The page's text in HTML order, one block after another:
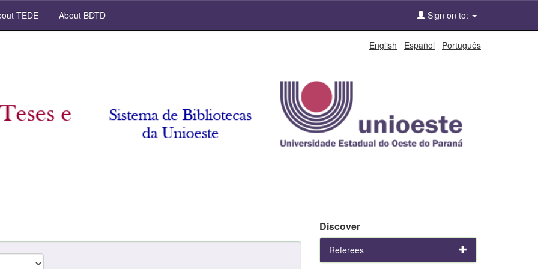
TEDE About BDTD Sign on to:
English Español Português
Discover
Referees